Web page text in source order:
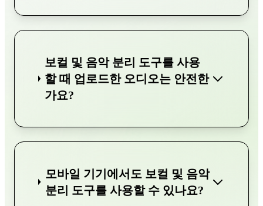
보컬 및 음악 분리 도구를 사용
할 때 업로드한 오디오는 안전한
가요?
모바일 기기에서도 보컬 및 음악
분리 도구를 사용할 수 있나요?